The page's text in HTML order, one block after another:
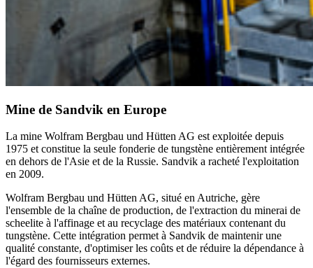
Mine de Sandvik en Europe
La mine Wolfram Bergbau und Hütten AG est exploitée depuis
1975 et constitue la seule fonderie de tungstène entièrement intégrée
en dehors de l'Asie et de la Russie. Sandvik a racheté l'exploitation
en 2009.
Wolfram Bergbau und Hütten AG, situé en Autriche, gère
l'ensemble de la chaîne de production, de l'extraction du minerai de
scheelite à l'affinage et au recyclage des matériaux contenant du
tungstène. Cette intégration permet à Sandvik de maintenir une
qualité constante, d'optimiser les coûts et de réduire la dépendance à
l'égard des fournisseurs externes.